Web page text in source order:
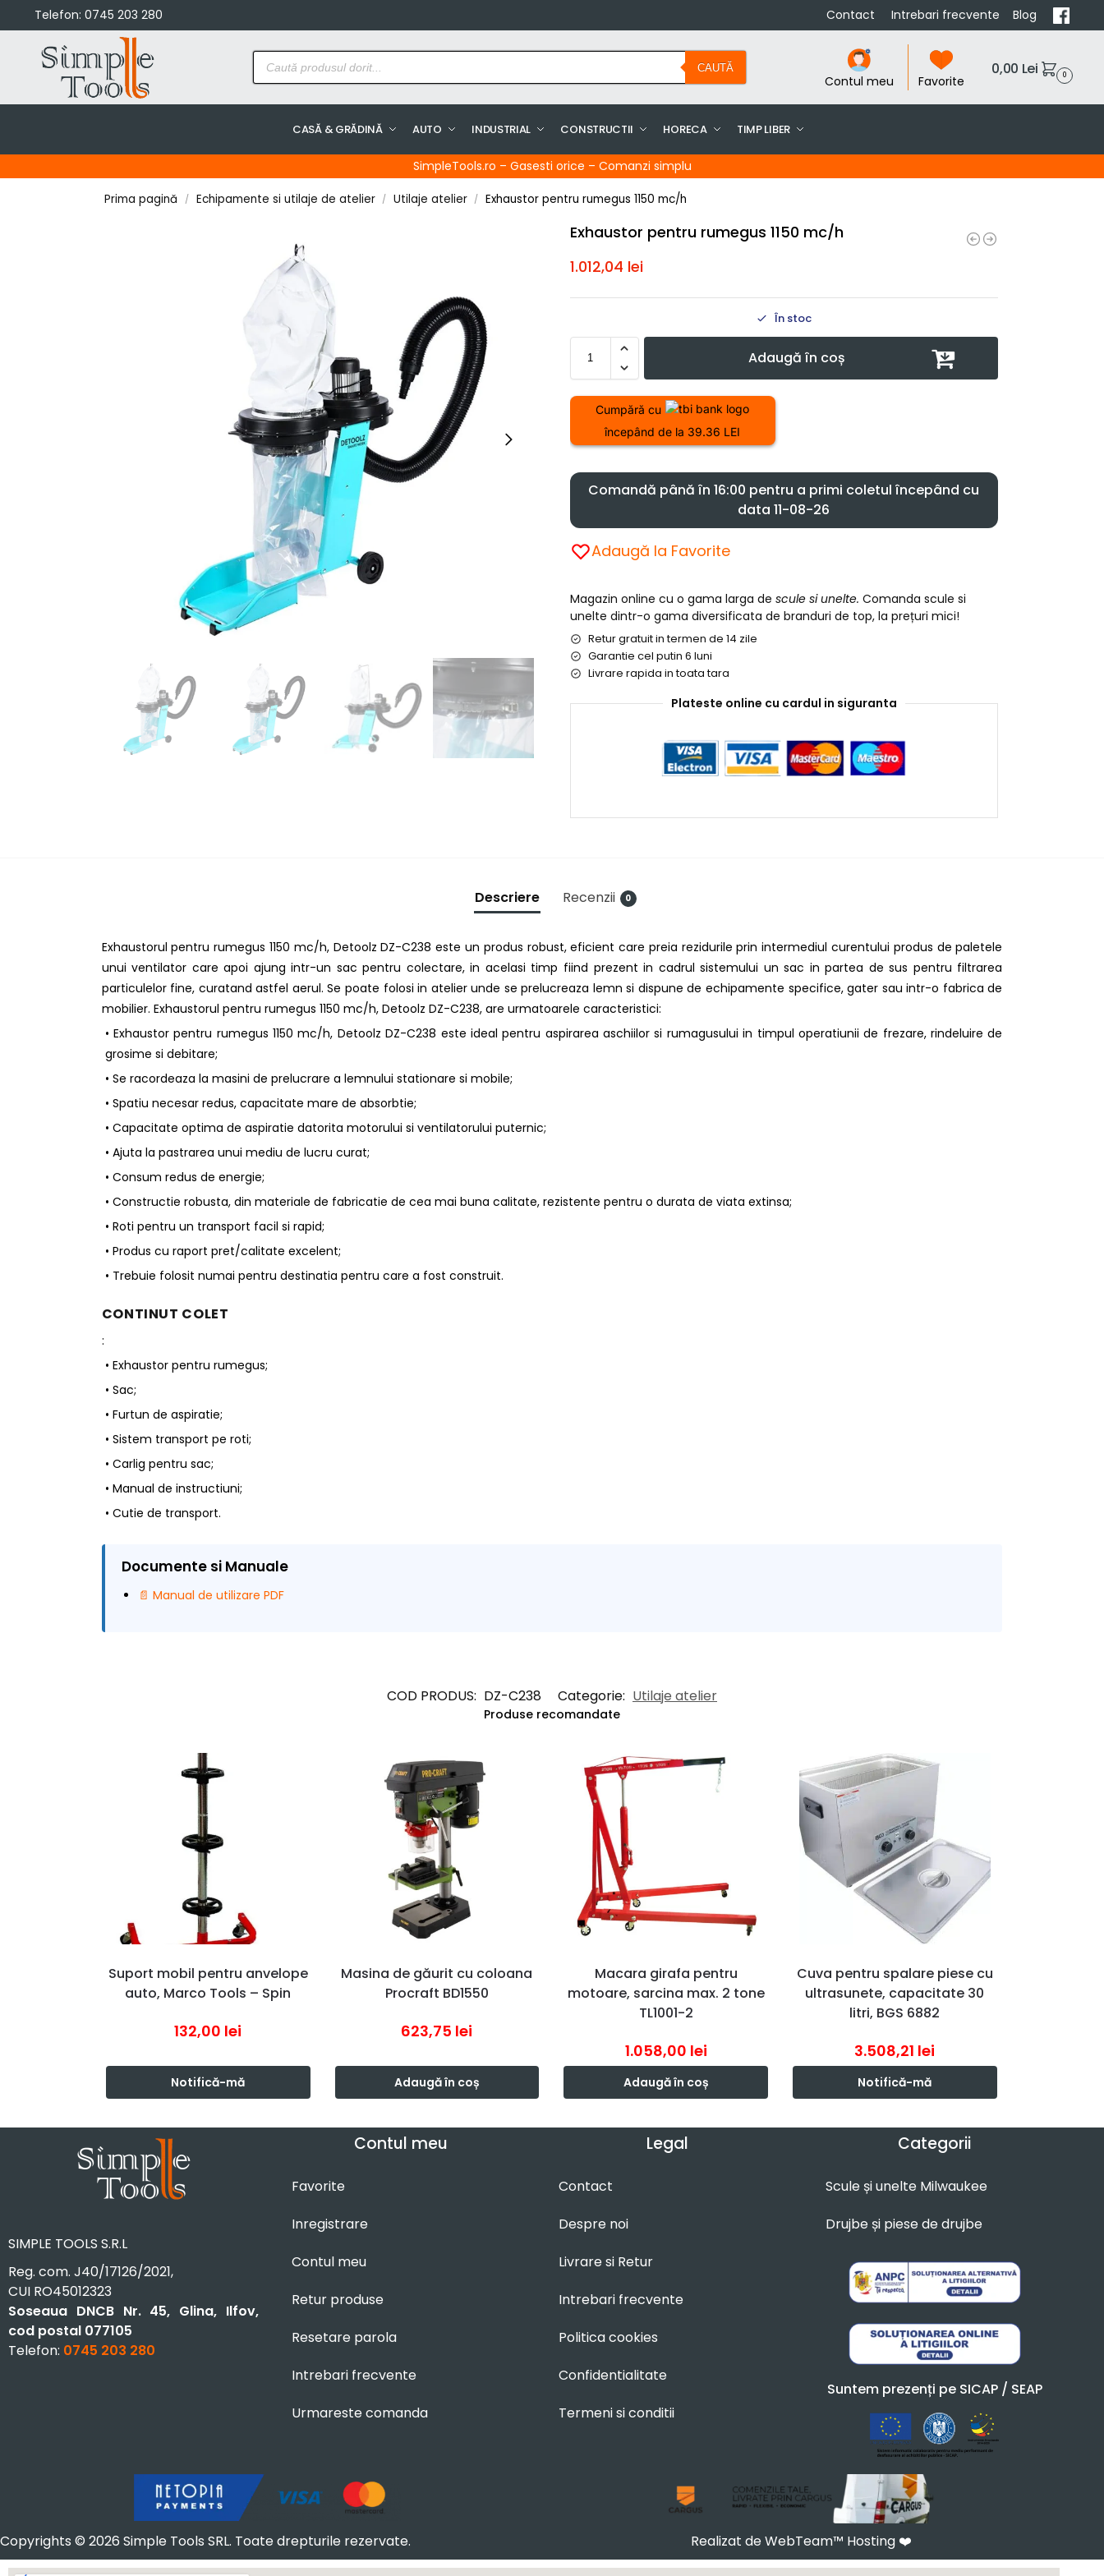
Telefon: 0745 203 280 Contact Intrebari frecvente Blog
CAUTĂ
Contul meu Favorite
0,00 Lei 0
CASĂ & GRĂDINĂ AUTO INDUSTRIAL CONSTRUCTII HORECA TIMP LIBER
SimpleTools.ro – Gasesti orice – Comanzi simplu
Prima pagină / Echipamente si utilaje de atelier / Utilaje atelier / Exhaustor pentru rumegus 1150 mc/h
Exhaustor pentru rumegus 1150 mc/h
1.012,04 lei
În stoc
Adaugă în coș
Cumpără cu
începând de la 39.36 LEI
Comandă până în 16:00 pentru a primi coletul începând cu
data 11-08-26
Adaugă la Favorite
Magazin online cu o gama larga de scule si unelte. Comanda scule si
unelte dintr-o gama diversificata de branduri de top, la prețuri mici!
Retur gratuit in termen de 14 zile
Garantie cel putin 6 luni
Livrare rapida in toata tara
Plateste online cu cardul in siguranta
Descriere Recenzii 0
Exhaustorul pentru rumegus 1150 mc/h, Detoolz DZ-C238 este un produs robust, eficient care preia rezidurile prin intermediul curentului produs de paletele
unui ventilator care apoi ajung intr-un sac pentru colectare, in acelasi timp fiind prezent in cadrul sistemului un sac in partea de sus pentru filtrarea
particulelor fine, curatand astfel aerul. Se poate folosi in atelier unde se prelucreaza lemn si dispune de echipamente specifice, gater sau intr-o fabrica de
mobilier. Exhaustorul pentru rumegus 1150 mc/h, Detoolz DZ-C238, are urmatoarele caracteristici:
• Exhaustor pentru rumegus 1150 mc/h, Detoolz DZ-C238 este ideal pentru aspirarea aschiilor si rumagusului in timpul operatiunii de frezare, rindeluire de
grosime si debitare;
• Se racordeaza la masini de prelucrare a lemnului stationare si mobile;
• Spatiu necesar redus, capacitate mare de absorbtie;
• Capacitate optima de aspiratie datorita motorului si ventilatorului puternic;
• Ajuta la pastrarea unui mediu de lucru curat;
• Consum redus de energie;
• Constructie robusta, din materiale de fabricatie de cea mai buna calitate, rezistente pentru o durata de viata extinsa;
• Roti pentru un transport facil si rapid;
• Produs cu raport pret/calitate excelent;
• Trebuie folosit numai pentru destinatia pentru care a fost construit.
CONTINUT COLET
:
• Exhaustor pentru rumegus;
• Sac;
• Furtun de aspiratie;
• Sistem transport pe roti;
• Carlig pentru sac;
• Manual de instructiuni;
• Cutie de transport.
Documente si Manuale
📄 Manual de utilizare PDF
COD PRODUS: DZ-C238 Categorie: Utilaje atelier
Produse recomandate
Suport mobil pentru anvelope
auto, Marco Tools – Spin
132,00 lei
Notifică-mă
Masina de găurit cu coloana
Procraft BD1550
623,75 lei
Adaugă în coș
Macara girafa pentru
motoare, sarcina max. 2 tone
TL1001-2
1.058,00 lei
Adaugă în coș
Cuva pentru spalare piese cu
ultrasunete, capacitate 30
litri, BGS 6882
3.508,21 lei
Notifică-mă
SIMPLE TOOLS S.R.L
Reg. com. J40/17126/2021,
CUI RO45012323
Soseaua DNCB Nr. 45, Glina, Ilfov,
cod postal 077105
Telefon: 0745 203 280
Contul meu
Favorite
Inregistrare
Contul meu
Retur produse
Resetare parola
Intrebari frecvente
Urmareste comanda
Legal
Contact
Despre noi
Livrare si Retur
Intrebari frecvente
Politica cookies
Confidentialitate
Termeni si conditii
Categorii
Scule și unelte Milwaukee
Drujbe și piese de drujbe
Suntem prezenți pe SICAP / SEAP
Copyrights © 2026 Simple Tools SRL. Toate drepturile rezervate. Realizat de WebTeam™ Hosting ❤️